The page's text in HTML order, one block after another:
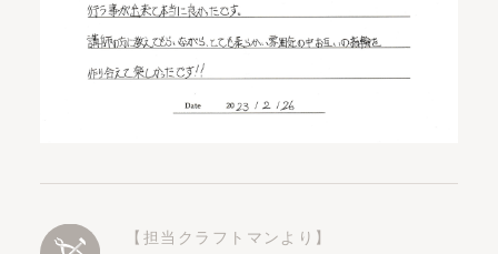
【担当クラフトマンより】